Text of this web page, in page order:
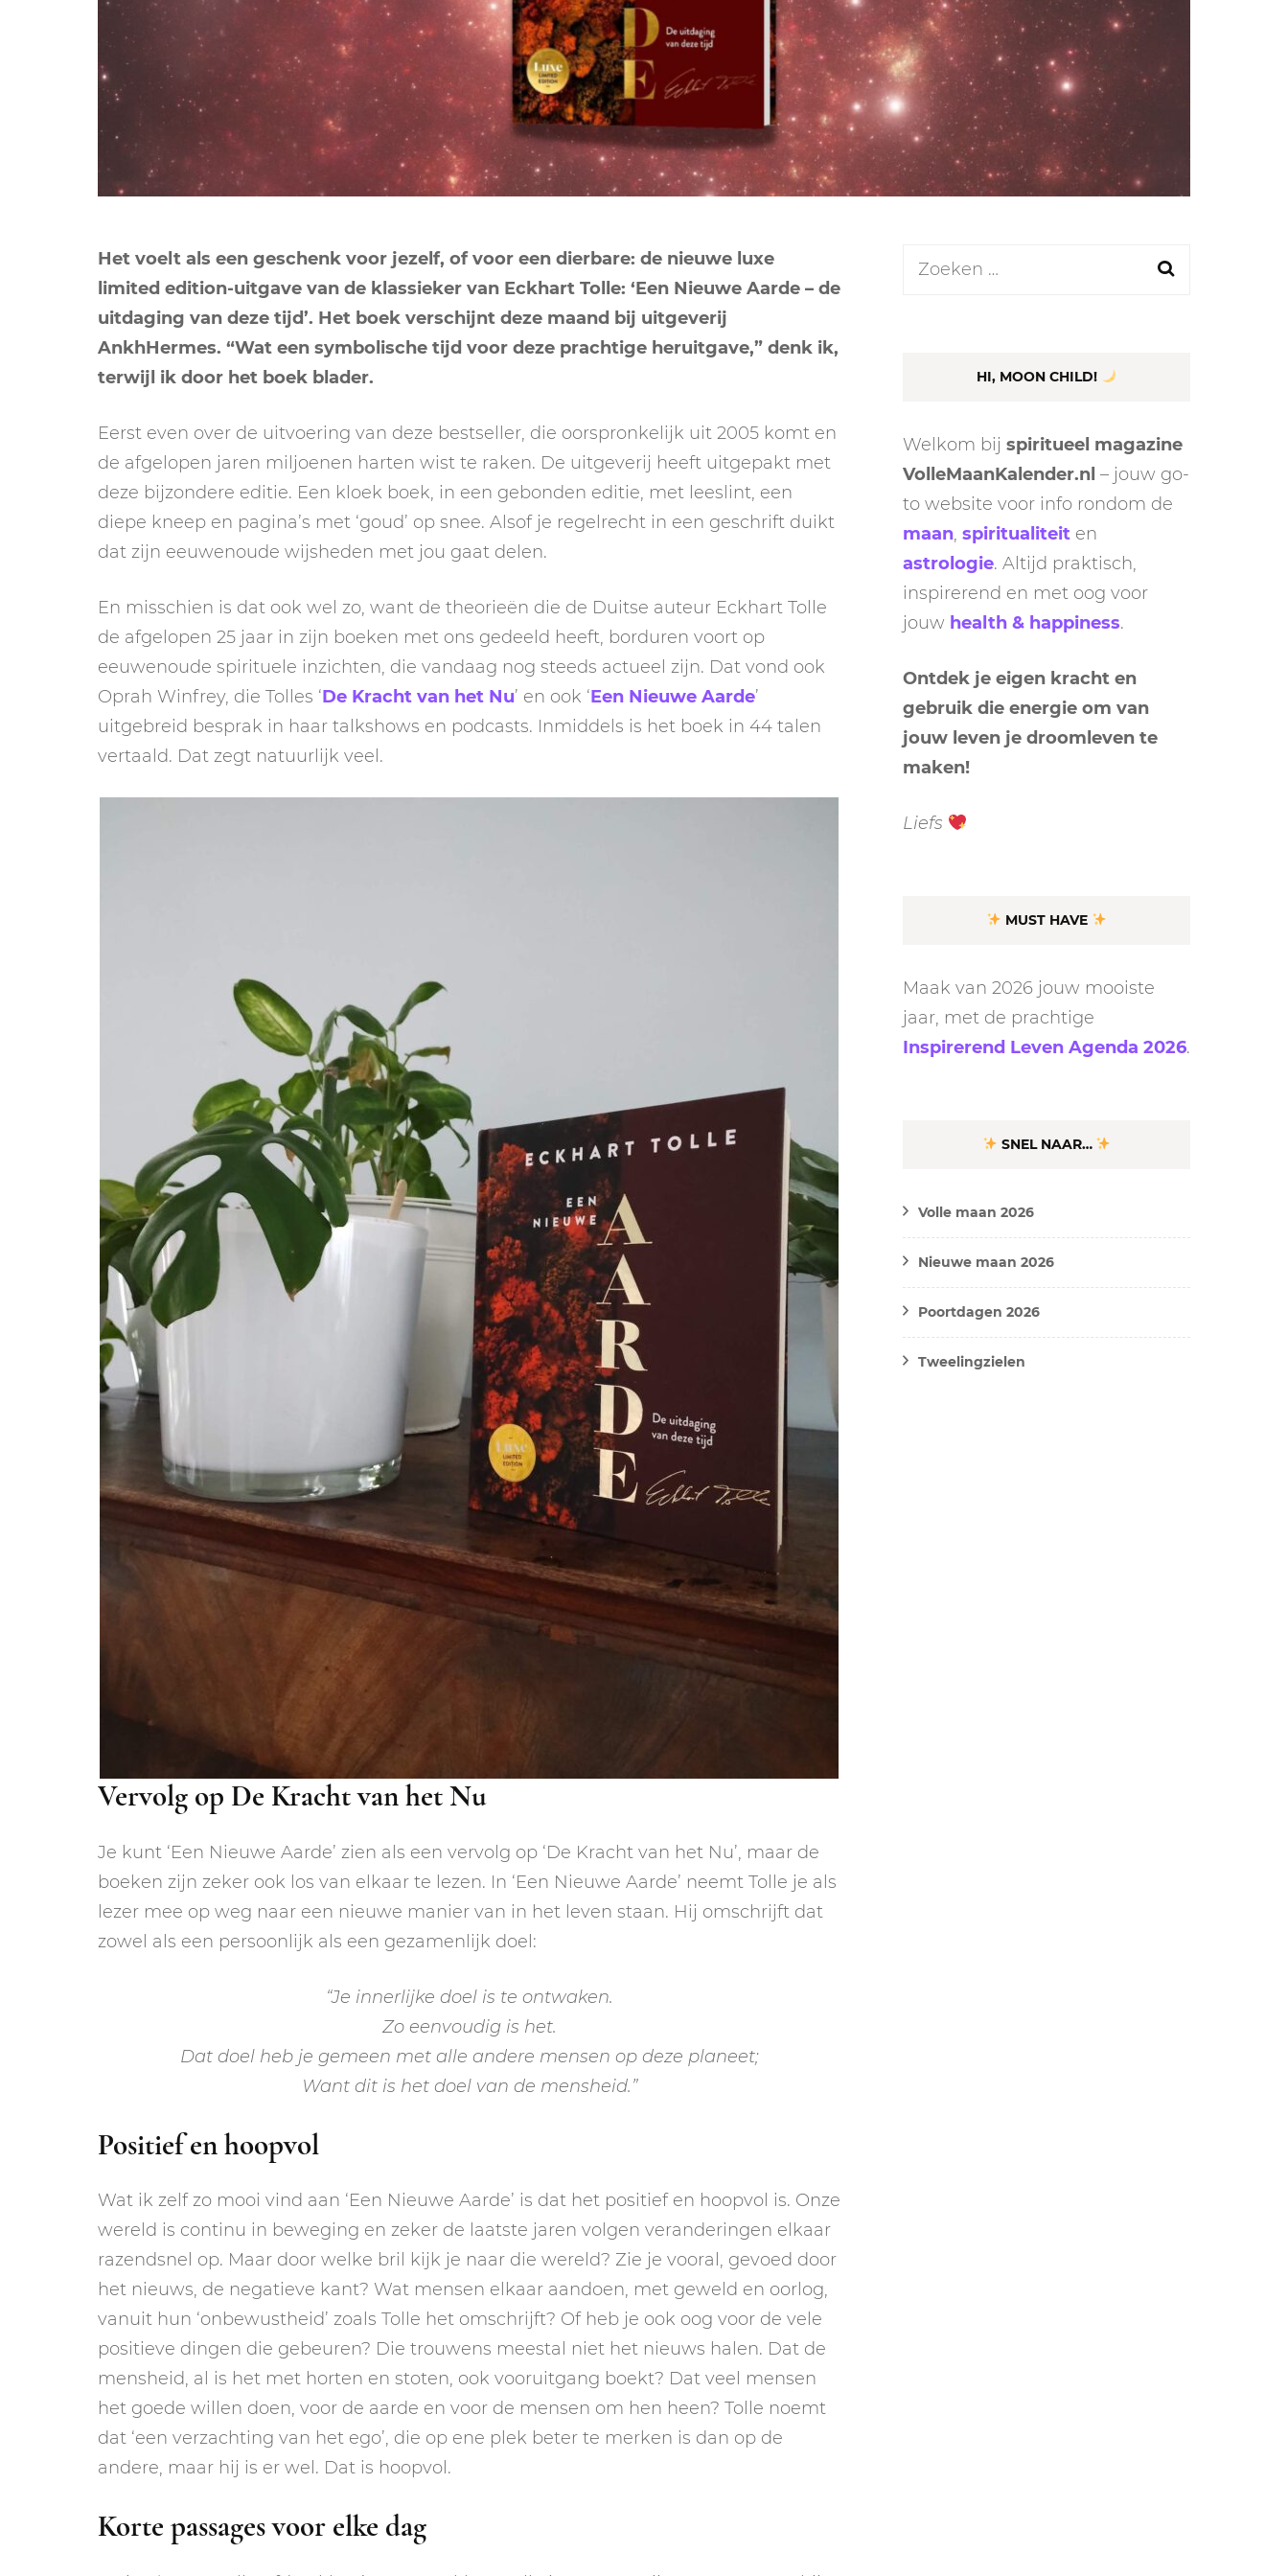
NEGENDE HUIS
TIENDE HUIS
ELFDE HUIS
TWAALFDE HUIS
NEPTUNUS
CHIRON
MAAN
ORAKEL
RITUELEN
NIEUWE MAAN
RITUELEN
VOLLE MAAN RITUELEN
RETROGRADE RITUEEL
SPIRIT ANIMALS
TAROT
TAROT TECHNIEKEN
Het voelt als een geschenk voor jezelf, of voor een dierbare: de nieuwe luxe
limited edition-uitgave van de klassieker van Eckhart Tolle: ‘Een Nieuwe Aarde – de
uitdaging van deze tijd’. Het boek verschijnt deze maand bij uitgeverij
AnkhHermes. “Wat een symbolische tijd voor deze prachtige heruitgave,” denk ik,
terwijl ik door het boek blader.
Eerst even over de uitvoering van deze bestseller, die oorspronkelijk uit 2005 komt en
de afgelopen jaren miljoenen harten wist te raken. De uitgeverij heeft uitgepakt met
deze bijzondere editie. Een kloek boek, in een gebonden editie, met leeslint, een
diepe kneep en pagina’s met ‘goud’ op snee. Alsof je regelrecht in een geschrift duikt
dat zijn eeuwenoude wijsheden met jou gaat delen.
En misschien is dat ook wel zo, want de theorieën die de Duitse auteur Eckhart Tolle
de afgelopen 25 jaar in zijn boeken met ons gedeeld heeft, borduren voort op
eeuwenoude spirituele inzichten, die vandaag nog steeds actueel zijn. Dat vond ook
Oprah Winfrey, die Tolles ‘De Kracht van het Nu’ en ook ‘Een Nieuwe Aarde’
uitgebreid besprak in haar talkshows en podcasts. Inmiddels is het boek in 44 talen
vertaald. Dat zegt natuurlijk veel.
Vervolg op De Kracht van het Nu
Je kunt ‘Een Nieuwe Aarde’ zien als een vervolg op ‘De Kracht van het Nu’, maar de
boeken zijn zeker ook los van elkaar te lezen. In ‘Een Nieuwe Aarde’ neemt Tolle je als
lezer mee op weg naar een nieuwe manier van in het leven staan. Hij omschrijft dat
zowel als een persoonlijk als een gezamenlijk doel:
“Je innerlijke doel is te ontwaken.
Zo eenvoudig is het.
Dat doel heb je gemeen met alle andere mensen op deze planeet;
Want dit is het doel van de mensheid.”
Positief en hoopvol
Wat ik zelf zo mooi vind aan ‘Een Nieuwe Aarde’ is dat het positief en hoopvol is. Onze
wereld is continu in beweging en zeker de laatste jaren volgen veranderingen elkaar
razendsnel op. Maar door welke bril kijk je naar die wereld? Zie je vooral, gevoed door
het nieuws, de negatieve kant? Wat mensen elkaar aandoen, met geweld en oorlog,
vanuit hun ‘onbewustheid’ zoals Tolle het omschrijft? Of heb je ook oog voor de vele
positieve dingen die gebeuren? Die trouwens meestal niet het nieuws halen. Dat de
mensheid, al is het met horten en stoten, ook vooruitgang boekt? Dat veel mensen
het goede willen doen, voor de aarde en voor de mensen om hen heen? Tolle noemt
dat ‘een verzachting van het ego’, die op ene plek beter te merken is dan op de
andere, maar hij is er wel. Dat is hoopvol.
Korte passages voor elke dag
Zoeken
HI, MOON CHILD!
Welkom bij spiritueel magazine
VolleMaanKalender.nl – jouw go-
to website voor info rondom de
maan, spiritualiteit en
astrologie. Altijd praktisch,
inspirerend en met oog voor
jouw health & happiness.
Ontdek je eigen kracht en
gebruik die energie om van
jouw leven je droomleven te
maken!
Liefs
MUST HAVE
Maak van 2026 jouw mooiste
jaar, met de prachtige
Inspirerend Leven Agenda 2026.
SNEL NAAR…
Volle maan 2026
Nieuwe maan 2026
Poortdagen 2026
Tweelingzielen